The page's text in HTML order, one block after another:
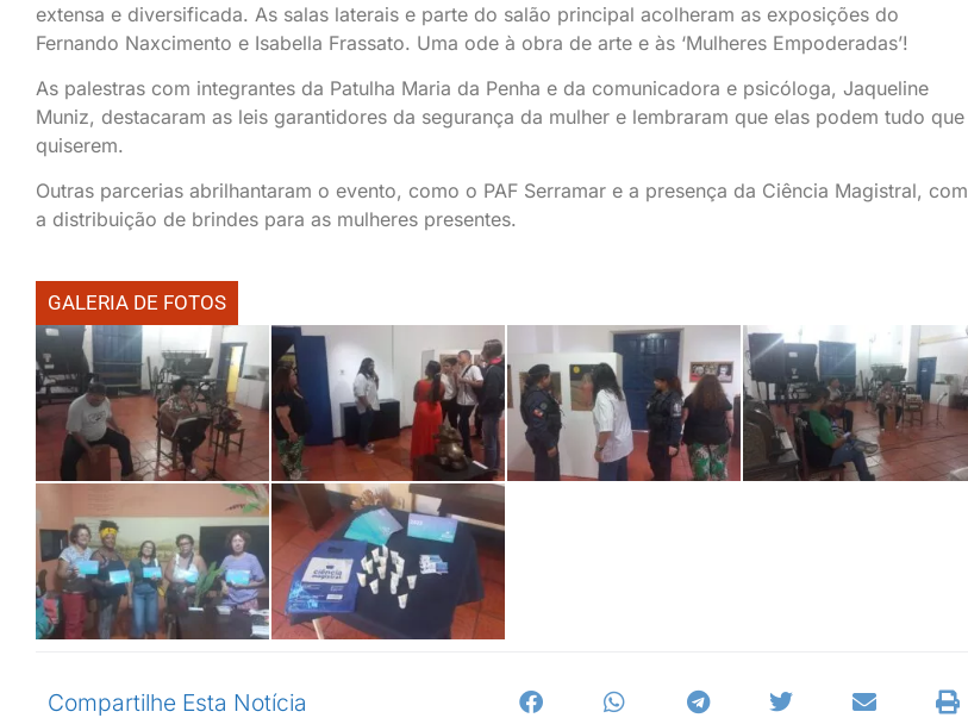
extensa e diversificada. As salas laterais e parte do salão principal acolheram as exposições do
Fernando Naxcimento e Isabella Frassato. Uma ode à obra de arte e às ‘Mulheres Empoderadas’!
As palestras com integrantes da Patulha Maria da Penha e da comunicadora e psicóloga, Jaqueline
Muniz, destacaram as leis garantidores da segurança da mulher e lembraram que elas podem tudo que
quiserem.
Outras parcerias abrilhantaram o evento, como o PAF Serramar e a presença da Ciência Magistral, com
a distribuição de brindes para as mulheres presentes.
GALERIA DE FOTOS
Compartilhe Esta Notícia